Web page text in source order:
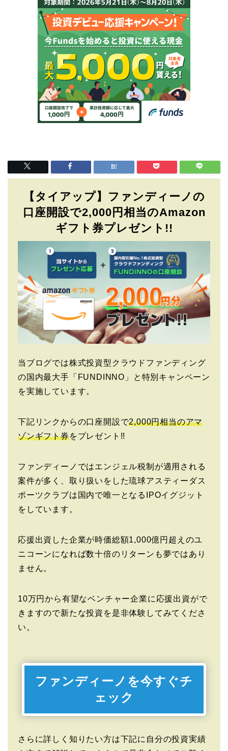
【タイアップ】ファンディーノの
口座開設で2,000円相当のAmazon
ギフト券プレゼント!!
当ブログでは株式投資型クラウドファンディング
の国内最大手「FUNDINNO」と特別キャンペーン
を実施しています。
下記リンクからの口座開設で2,000円相当のアマ
ゾンギフト券をプレゼント!!
ファンディーノではエンジェル税制が適用される
案件が多く、取り扱いをした琉球アスティーダス
ポーツクラブは国内で唯一となるIPOイグジット
をしています。
応援出資した企業が時価総額1,000億円超えのユ
ニコーンになれば数十倍のリターンも夢ではあり
ません。
10万円から有望なベンチャー企業に応援出資がで
きますので新たな投資を是非体験してみてくださ
い。
ファンディーノを今すぐチ
ェック
さらに詳しく知りたい方は下記に自分の投資実績